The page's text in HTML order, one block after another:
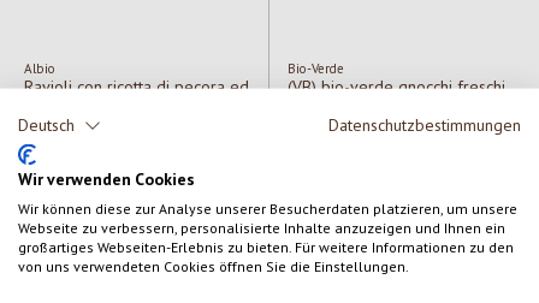
Deutsch Datenschutzbestimmungen
Wir verwenden Cookies
Wir können diese zur Analyse unserer Besucherdaten platzieren, um unsere
Webseite zu verbessern, personalisierte Inhalte anzuzeigen und Ihnen ein
großartiges Webseiten-Erlebnis zu bieten. Für weitere Informationen zu den
von uns verwendeten Cookies öffnen Sie die Einstellungen.
Albio
Ravioli con ricotta di pecora ed
Contenuto:
(17,20 € / kg)
Prezzo normale:
4,30 €
Bio-Verde
(VB) bio-verde gnocchi freschi
Prezzo normale:
4,49 €